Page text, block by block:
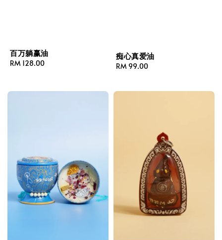
百万躺赢油
Regular
RM 128.00
痴心真爱油
Regular
RM 99.00